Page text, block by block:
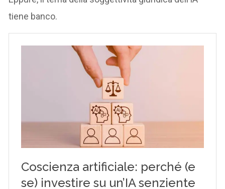
tiene banco.